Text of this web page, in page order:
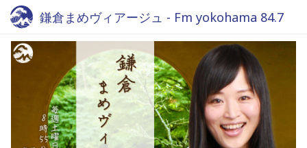
鎌倉まめヴィアージュ - Fm yokohama 84.7